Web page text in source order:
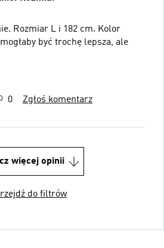
być trochę lepsza, ale
0 Zgłoś komentarz
więcej opinii
do filtrów